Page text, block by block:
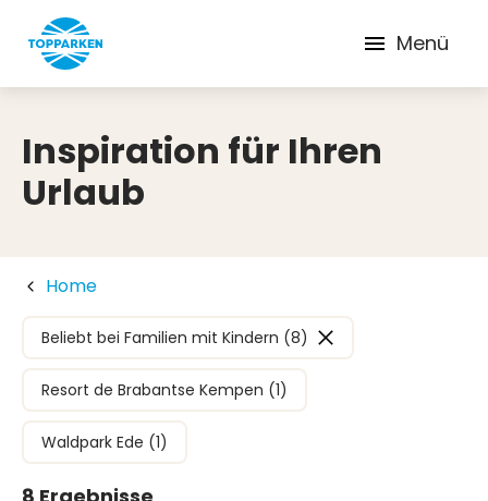
Menü
Inspiration für Ihren
Urlaub
Home
Beliebt bei Familien mit Kindern (8)
Resort de Brabantse Kempen (1)
Waldpark Ede (1)